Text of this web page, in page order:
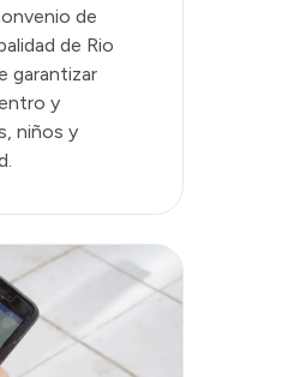
de
de Rio
garantizar
y
niños y